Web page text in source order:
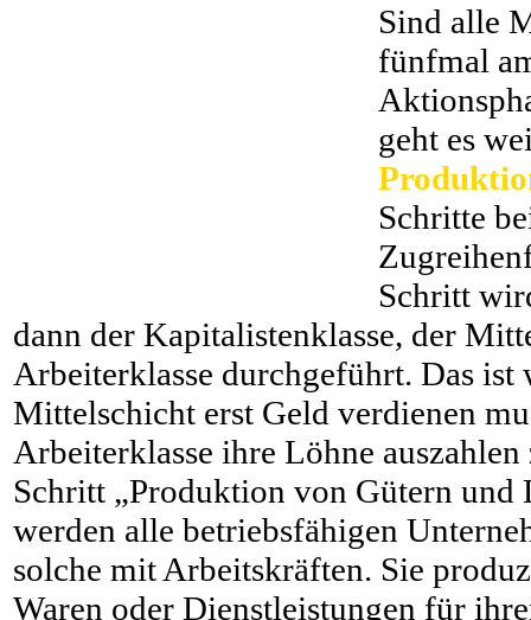
Sind alle
fünfmal
geht es
Schritte
Schritt
dann der Kapitalistenklasse, der
Arbeiterklasse durchgeführt. Das
Mittelschicht erst Geld verdienen
Arbeiterklasse ihre Löhne
Schritt „Produktion von Gütern und
werden alle betriebsfähigen
solche mit Arbeitskräften. Sie
Waren oder Dienstleistungen für